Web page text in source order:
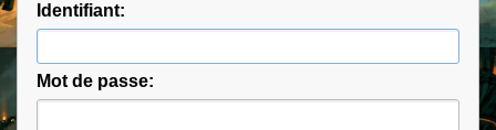
Identifiant:
Mot de passe: